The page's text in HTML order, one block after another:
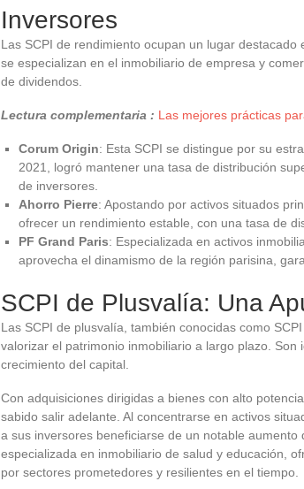
Inversores
Las SCPI de rendimiento ocupan un lugar
se especializan en el inmobiliario de empresa y
de dividendos.
Lectura complementaria : Las mejores prácticas
Corum Origin: Esta SCPI se distingue por su
2021, logró mantener una tasa de distribución
de inversores.
Ahorro Pierre: Apostando por activos situados
ofrecer un rendimiento estable, con una tasa de
PF Grand Paris: Especializada en activos
aprovecha el dinamismo de la región parisina,
SCPI de Plusvalía: Una
Las SCPI de plusvalía, también conocidas como
valorizar el patrimonio inmobiliario a largo plazo.
crecimiento del capital.
Con adquisiciones dirigidas a bienes con alto
sabido salir adelante. Al concentrarse en activos
a sus inversores beneficiarse de un notable aumento
especializada en inmobiliario de salud y educación,
por sectores prometedores y resilientes en el tiempo.